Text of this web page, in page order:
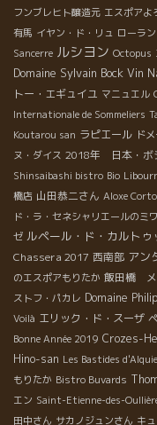
フンブレヒト醸造元 エスポアよ
有馬 イヤン・ド・リュ ローラ
Sancerre ルシヨン Octopus
Domaine Sylvain Bock Vin
トー・エギュイユ マニュエル
Internationale de Sommeliers
Koutarou san ラピエール ド
ヌ・ダイス 2018年 日本・ボ
Shinsaibashi bistro Bio
橋店 山田恭二さん Aloxe
ド・ラ・セネシャリエールのミ
ゼ ルペール・ド・カルトゥ
Chassera 2017 西南部 アン
のエスポアもりたか 飯田橋 メ
ストフ・パカレ Domaine
Voilà エリック・ド・スーザ
Bonne Année 2019 Crozes-
Hino-san Les Bastides
もりたか Bistro Buvards
エン Saint-Etienne-des-
田中さん サカノジュンさん キ